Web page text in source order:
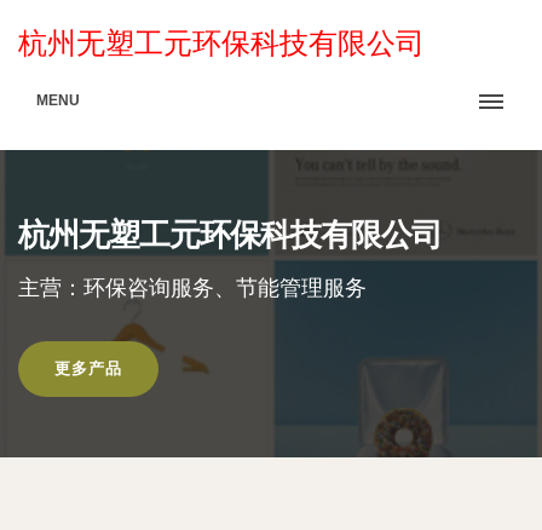
杭州无塑工元环保科技有限公司
MENU
杭州无塑工元环保科技有限公司
主营：环保咨询服务、节能管理服务
更多产品